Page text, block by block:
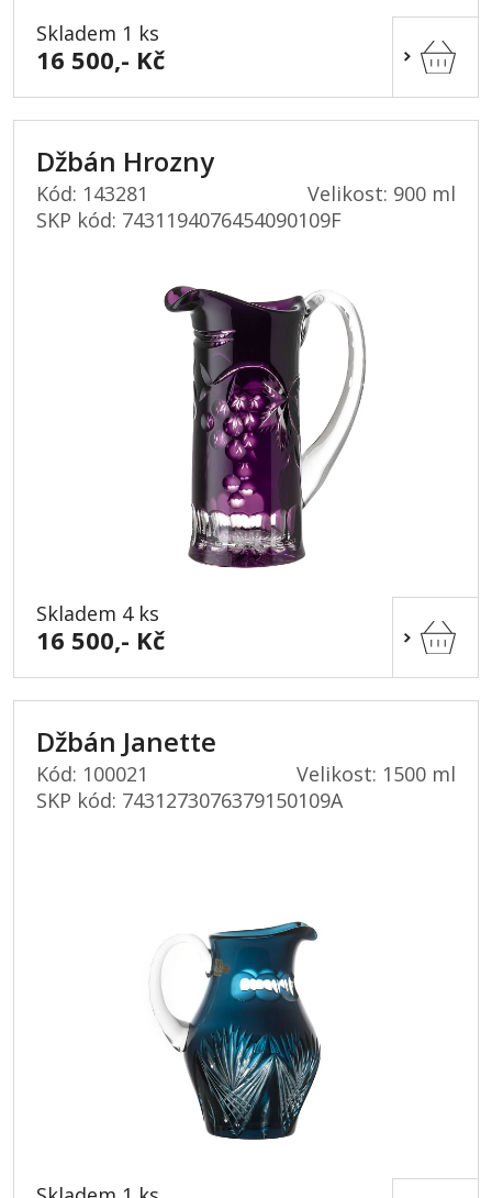
Skladem 1 ks
16 500,- Kč
Džbán Hrozny
Kód: 143281
Velikost: 900 ml
SKP kód: 7431194076454090109F
Skladem 4 ks
16 500,- Kč
Džbán Janette
Kód: 100021
Velikost: 1500 ml
SKP kód: 7431273076379150109A